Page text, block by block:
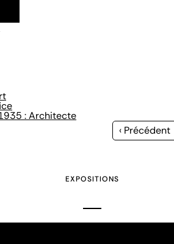
: Architecte
Page
‹ Précédent
EXPOSITIONS